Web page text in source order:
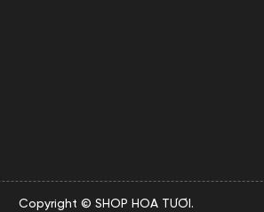
Copyright © SHOP HOA TƯƠI.